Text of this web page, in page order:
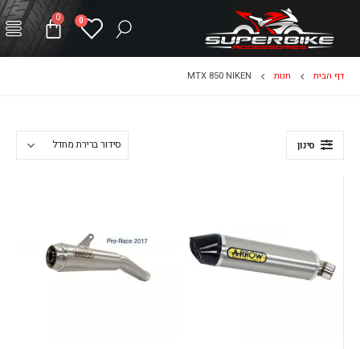
0
0
דף הבית חנות MTX 850 NIKEN
סינון